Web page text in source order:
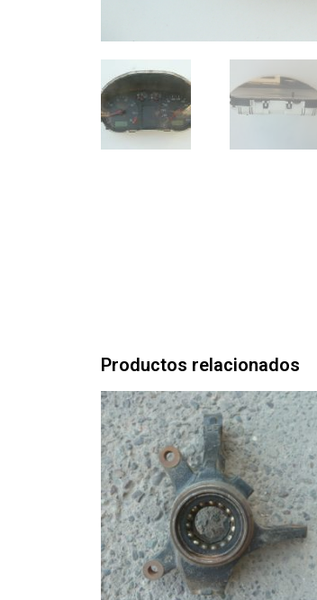
Productos relacionados